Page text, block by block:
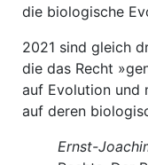
die biologische
2021 sind gleich
die das Recht
auf Evolution und
auf deren
Ernst-